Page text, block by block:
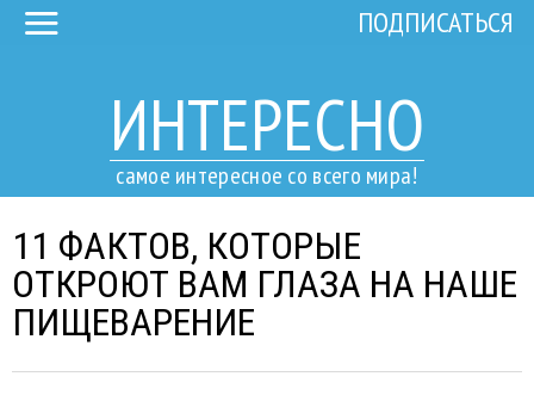
ИНТЕРЕСНО
самое интересное со всего мира!
ПОДПИСАТЬСЯ
11 ФАКТОВ, КОТОРЫЕ
ОТКРОЮТ ВАМ ГЛАЗА НА НАШЕ
ПИЩЕВАРЕНИЕ